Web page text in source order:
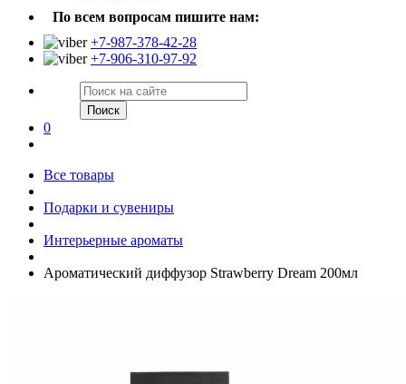
По всем вопросам пишите нам:
+7-987-378-42-28
+7-906-310-97-92
Поиск
0
Все товары
Подарки и сувениры
Интерьерные ароматы
Ароматический диффузор Strawberry Dream 200мл